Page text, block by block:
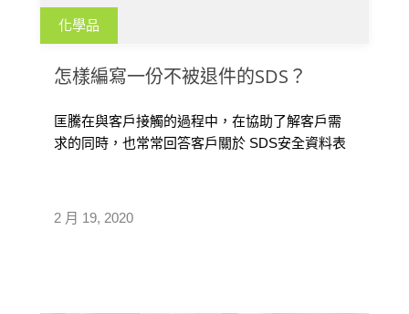
化學品
怎樣編寫一份不被退件的SDS？
2 月 19, 2020
匡騰在與客戶接觸的過程中，在協助了解客戶需
求的同時，也常常回答客戶關於 SDS安全資料表